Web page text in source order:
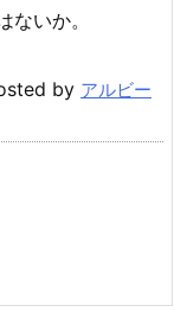
いか。
by アルビー